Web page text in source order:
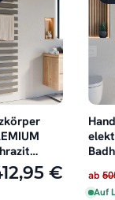
inkl.
€ ab
Auf